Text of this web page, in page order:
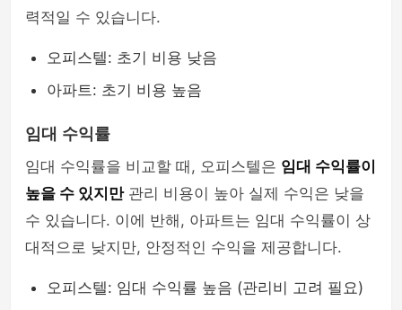
력적일 수 있습니다.
오피스텔: 초기 비용 낮음
아파트: 초기 비용 높음
임대 수익률
임대 수익률을 비교할 때, 오피스텔은 임대 수익률이
높을 수 있지만관리 비용이 높아 실제 수익은 낮을
수 있습니다. 이에 반해, 아파트는 임대 수익률이 상
대적으로 낮지만, 안정적인 수익을 제공합니다.
오피스텔: 임대 수익률 높음 (관리비 고려 필요)